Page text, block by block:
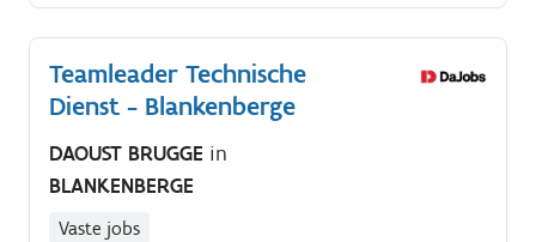
met routes, laad en losplaatsen, levertermijnen en
openingsuren.
Teamleader Technische
Dienst - Blankenberge
DAOUST BRUGGE in
BLANKENBERGE
Vaste jobs